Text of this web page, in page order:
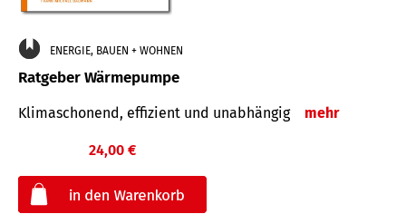
ENERGIE, BAUEN + WOHNEN
Ratgeber Wärmepumpe
Klimaschonend, effizient und unabhängig mehr
24,00 €